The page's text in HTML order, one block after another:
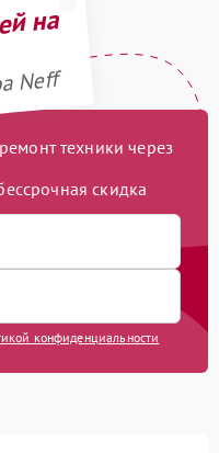
на
Neff
техники через
скидка
конфиденциальности